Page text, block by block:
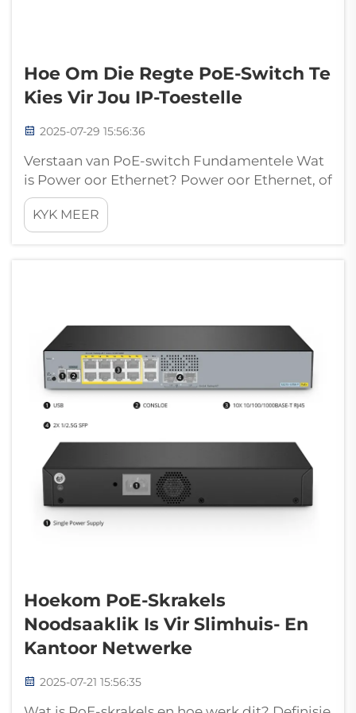
Hoe Om Die Regte PoE-Switch Te
Kies Vir Jou IP-Toestelle
2025-07-29 15:56:36
Verstaan van PoE-switch Fundamentele Wat
is Power oor Ethernet? Power oor Ethernet, of
PoE vir kort, laat elektrisiteit deur gewone
Ethernet-kabels beweeg op dieselfde tyd as
wat data tussen toestelle verskuif. Wat maak
KYK MEER
Hoekom PoE-Skrakels
Noodsaaklik Is Vir Slimhuis- En
Kantoor Netwerke
2025-07-21 15:56:35